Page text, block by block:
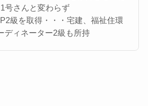
1号さんと変わらず
級を取得・・・宅建、福祉住環
ディネーター2級も所持